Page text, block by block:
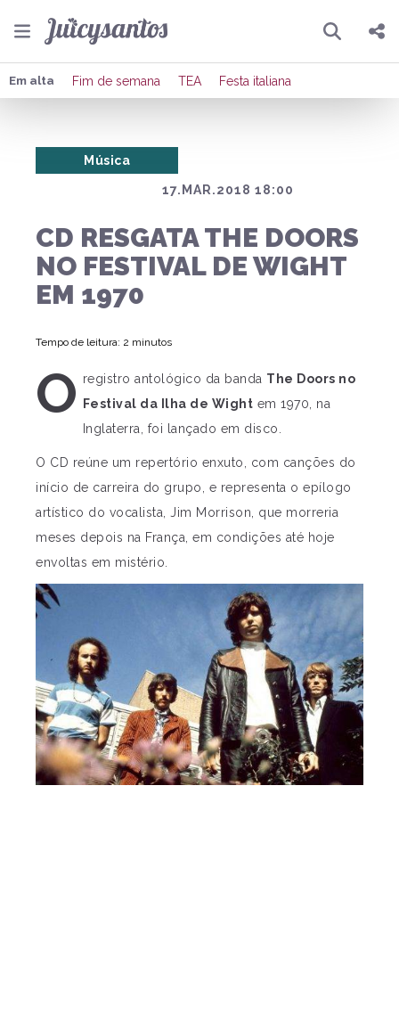
Pesquisar
Compartilhar
Publicar no X
Em alta Fim de semana TEA Festa italiana
17.MAR.2018 18:00
Música
CD RESGATA THE DOORS
NO FESTIVAL DE WIGHT
EM 1970
Tempo de leitura: 2 minutos
O registro antológico da banda The Doors no
Festival da Ilha de Wight em 1970, na
Inglaterra, foi lançado em disco.
O CD reúne um repertório enxuto, com canções do
início de carreira do grupo, e representa o epílogo
artístico do vocalista, Jim Morrison, que morreria
meses depois na França, em condições até hoje
envoltas em mistério.